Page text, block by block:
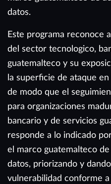
datos.
Este programa reconoce
del sector tecnologico,
guatemalteco y su
la superficie de ataque
de modo que el
para organizaciones
bancario y de servicios
responde a lo indicado
el marco guatemalteco
datos, priorizando y
vulnerabilidad conforme